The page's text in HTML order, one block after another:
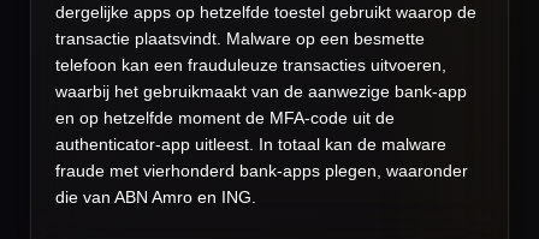
dergelijke apps op hetzelfde toestel gebruikt waarop de
transactie plaatsvindt. Malware op een besmette
telefoon kan een frauduleuze transacties uitvoeren,
waarbij het gebruikmaakt van de aanwezige bank-app
en op hetzelfde moment de MFA-code uit de
authenticator-app uitleest. In totaal kan de malware
fraude met vierhonderd bank-apps plegen, waaronder
die van ABN Amro en ING.